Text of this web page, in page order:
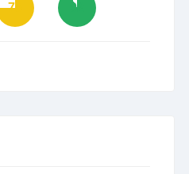
75 92